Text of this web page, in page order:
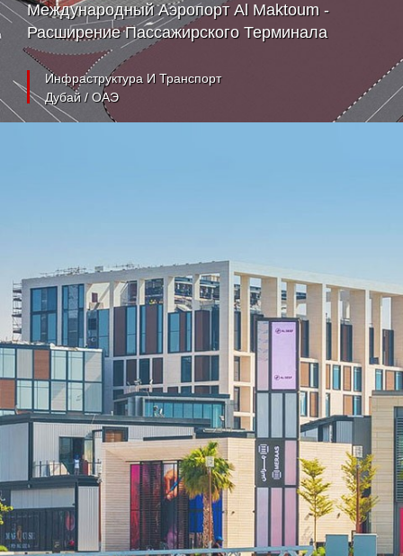
Международный Аэропорт Al Maktoum -
Расширение Пассажирского Терминала
Инфраструктура И Транспорт
Дубай / ОАЭ